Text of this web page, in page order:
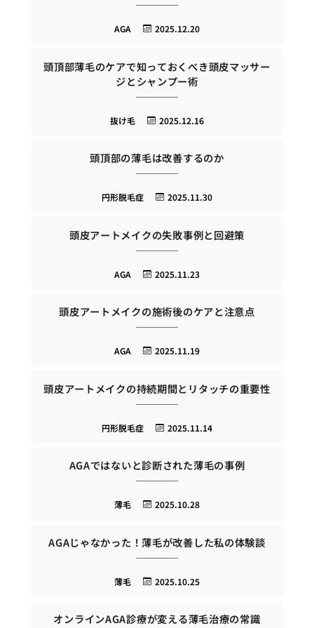
2025.12.20
AGA
頭頂部薄毛のケアで知っておくべき頭皮マッサー
ジとシャンプー術
2025.12.16
抜け毛
頭頂部の薄毛は改善するのか
2025.11.30
円形脱毛症
頭皮アートメイクの失敗事例と回避策
2025.11.23
AGA
頭皮アートメイクの施術後のケアと注意点
2025.11.19
AGA
頭皮アートメイクの持続期間とリタッチの重要性
2025.11.14
円形脱毛症
AGAではないと診断された薄毛の事例
2025.10.28
薄毛
AGAじゃなかった！薄毛が改善した私の体験談
2025.10.25
薄毛
オンラインAGA診療が変える薄毛治療の常識